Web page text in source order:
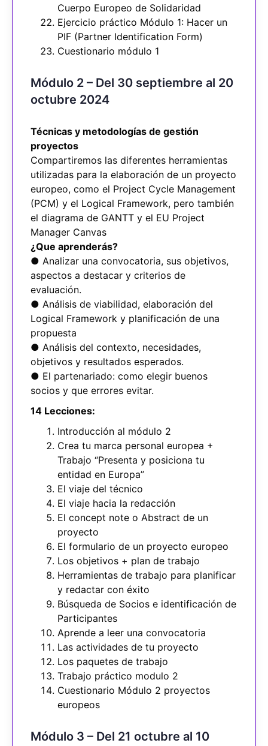
Cuerpo Europeo de Solidaridad
Ejercicio práctico Módulo 1: Hacer un
PIF (Partner Identification Form)
Cuestionario módulo 1
Módulo 2 – Del 30 septiembre al 20
octubre 2024
Técnicas y metodologías de gestión
proyectos
Compartiremos las diferentes herramientas
utilizadas para la elaboración de un proyecto
europeo, como el Project Cycle Management
(PCM) y el Logical Framework, pero también
el diagrama de GANTT y el EU Project
Manager Canvas
¿Que aprenderás?
● Analizar una convocatoria, sus objetivos,
aspectos a destacar y criterios de
evaluación.
● Análisis de viabilidad, elaboración del
Logical Framework y planificación de una
propuesta
● Análisis del contexto, necesidades,
objetivos y resultados esperados.
● El partenariado: como elegir buenos
socios y que errores evitar.
14 Lecciones:
Introducción al módulo 2
Crea tu marca personal europea +
Trabajo “Presenta y posiciona tu
entidad en Europa”
El viaje del técnico
El viaje hacia la redacción
El concept note o Abstract de un
proyecto
El formulario de un proyecto europeo
Los objetivos + plan de trabajo
Herramientas de trabajo para planificar
y redactar con éxito
Búsqueda de Socios e identificación de
Participantes
Aprende a leer una convocatoria
Las actividades de tu proyecto
Los paquetes de trabajo
Trabajo práctico modulo 2
Cuestionario Módulo 2 proyectos
europeos
Módulo 3 – Del 21 octubre al 10